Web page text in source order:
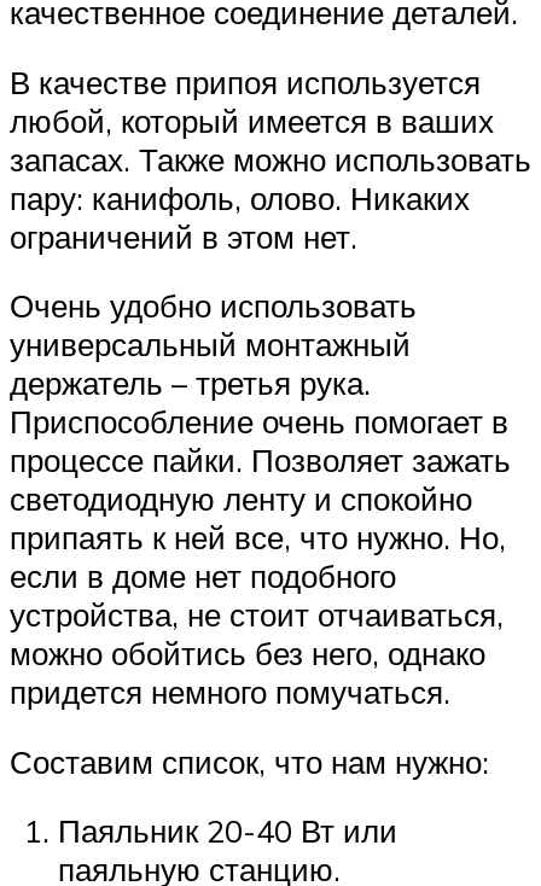
качественное соединение деталей.
В качестве припоя используется
любой, который имеется в ваших
запасах. Также можно использовать
пару: канифоль, олово. Никаких
ограничений в этом нет.
Очень удобно использовать
универсальный монтажный
держатель – третья рука.
Приспособление очень помогает в
процессе пайки. Позволяет зажать
светодиодную ленту и спокойно
припаять к ней все, что нужно. Но,
если в доме нет подобного
устройства, не стоит отчаиваться,
можно обойтись без него, однако
придется немного помучаться.
Составим список, что нам нужно:
Паяльник 20-40 Вт или
паяльную станцию.